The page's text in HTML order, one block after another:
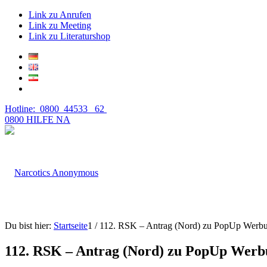
Link zu Anrufen
Link zu Meeting
Link zu Literaturshop
Hotline: 0800 44533 62
0800 HILFE NA
Du bist hier: Startseite1 / 112. RSK – Antrag (Nord) zu PopUp
112. RSK – Antrag (Nord) zu PopUp